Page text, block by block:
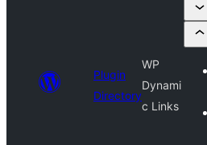
Plugin
Directory
WP
Dynami
c Links